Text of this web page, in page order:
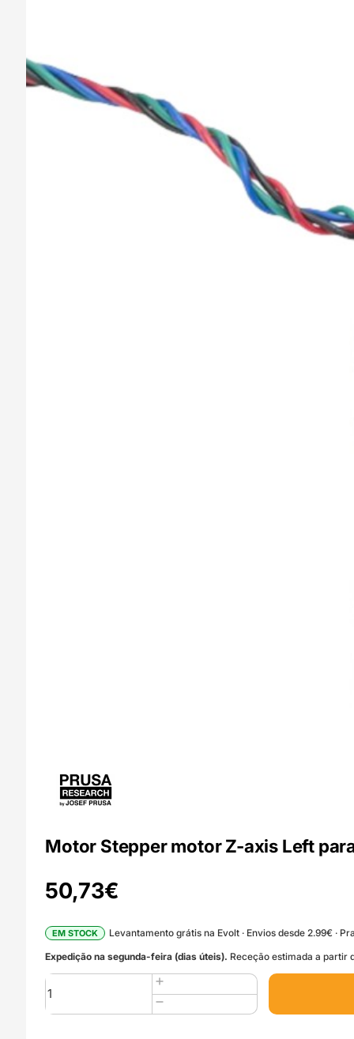
Motor Stepper motor Z-axis Left
50,73€
EM STOCK
Levantamento grátis na Evolt · Envios desde 2.99€ ·
Expedição na segunda-feira (dias úteis). Receção estimada a partir
Quantidade
de
Motor